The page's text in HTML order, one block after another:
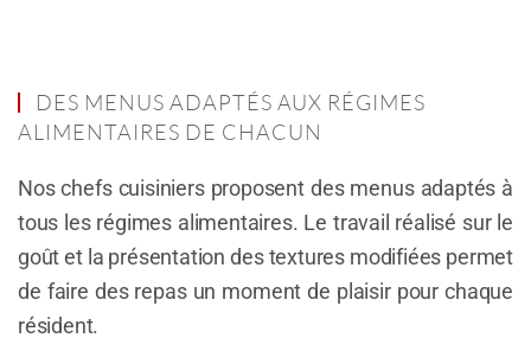
DES MENUS ADAPTÉS AUX RÉGIMES
ALIMENTAIRES DE CHACUN
Nos chefs cuisiniers proposent des menus adaptés à
tous les régimes alimentaires. Le travail réalisé sur le
goût et la présentation des textures modifiées permet
de faire des repas un moment de plaisir pour chaque
résident.